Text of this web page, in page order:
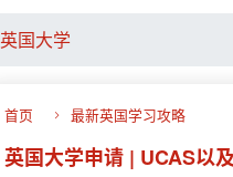
英国大学
首页 最新英国学习攻略
英国大学申请 | UCAS以